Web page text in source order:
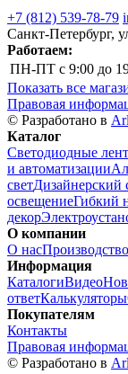
+7 (812) 539-78-79
Санкт-Петербург,
Работаем:
ПН-ПТ с 9:00 до
Показать все
Правовая
© Разработано в
Каталог
Светодиодные
и автоматизации
светДизайнерский
освещениеГибкий
декор
О компании
О насПроизводство
Информация
КаталогиВидео
ответКалькуляторы
Покупателям
Контакты
Правовая
© Разработано в